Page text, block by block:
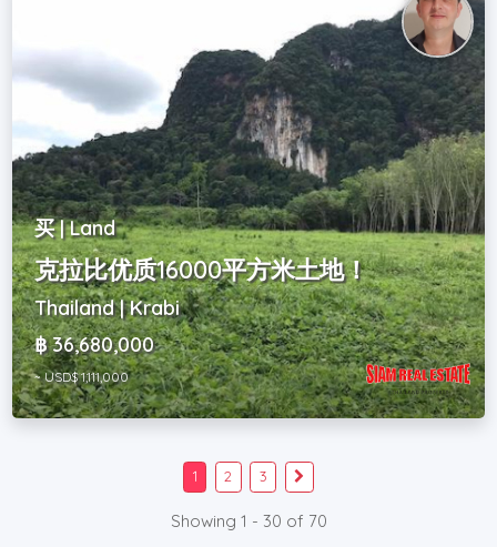
买 | Land
克拉比优质16000平方米土地！
Thailand | Krabi
฿ 36,680,000
~ USD$ 1,111,000
1 2 3
Showing 1 - 30 of 70